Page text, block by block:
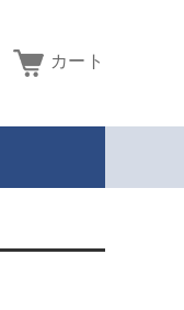
カート